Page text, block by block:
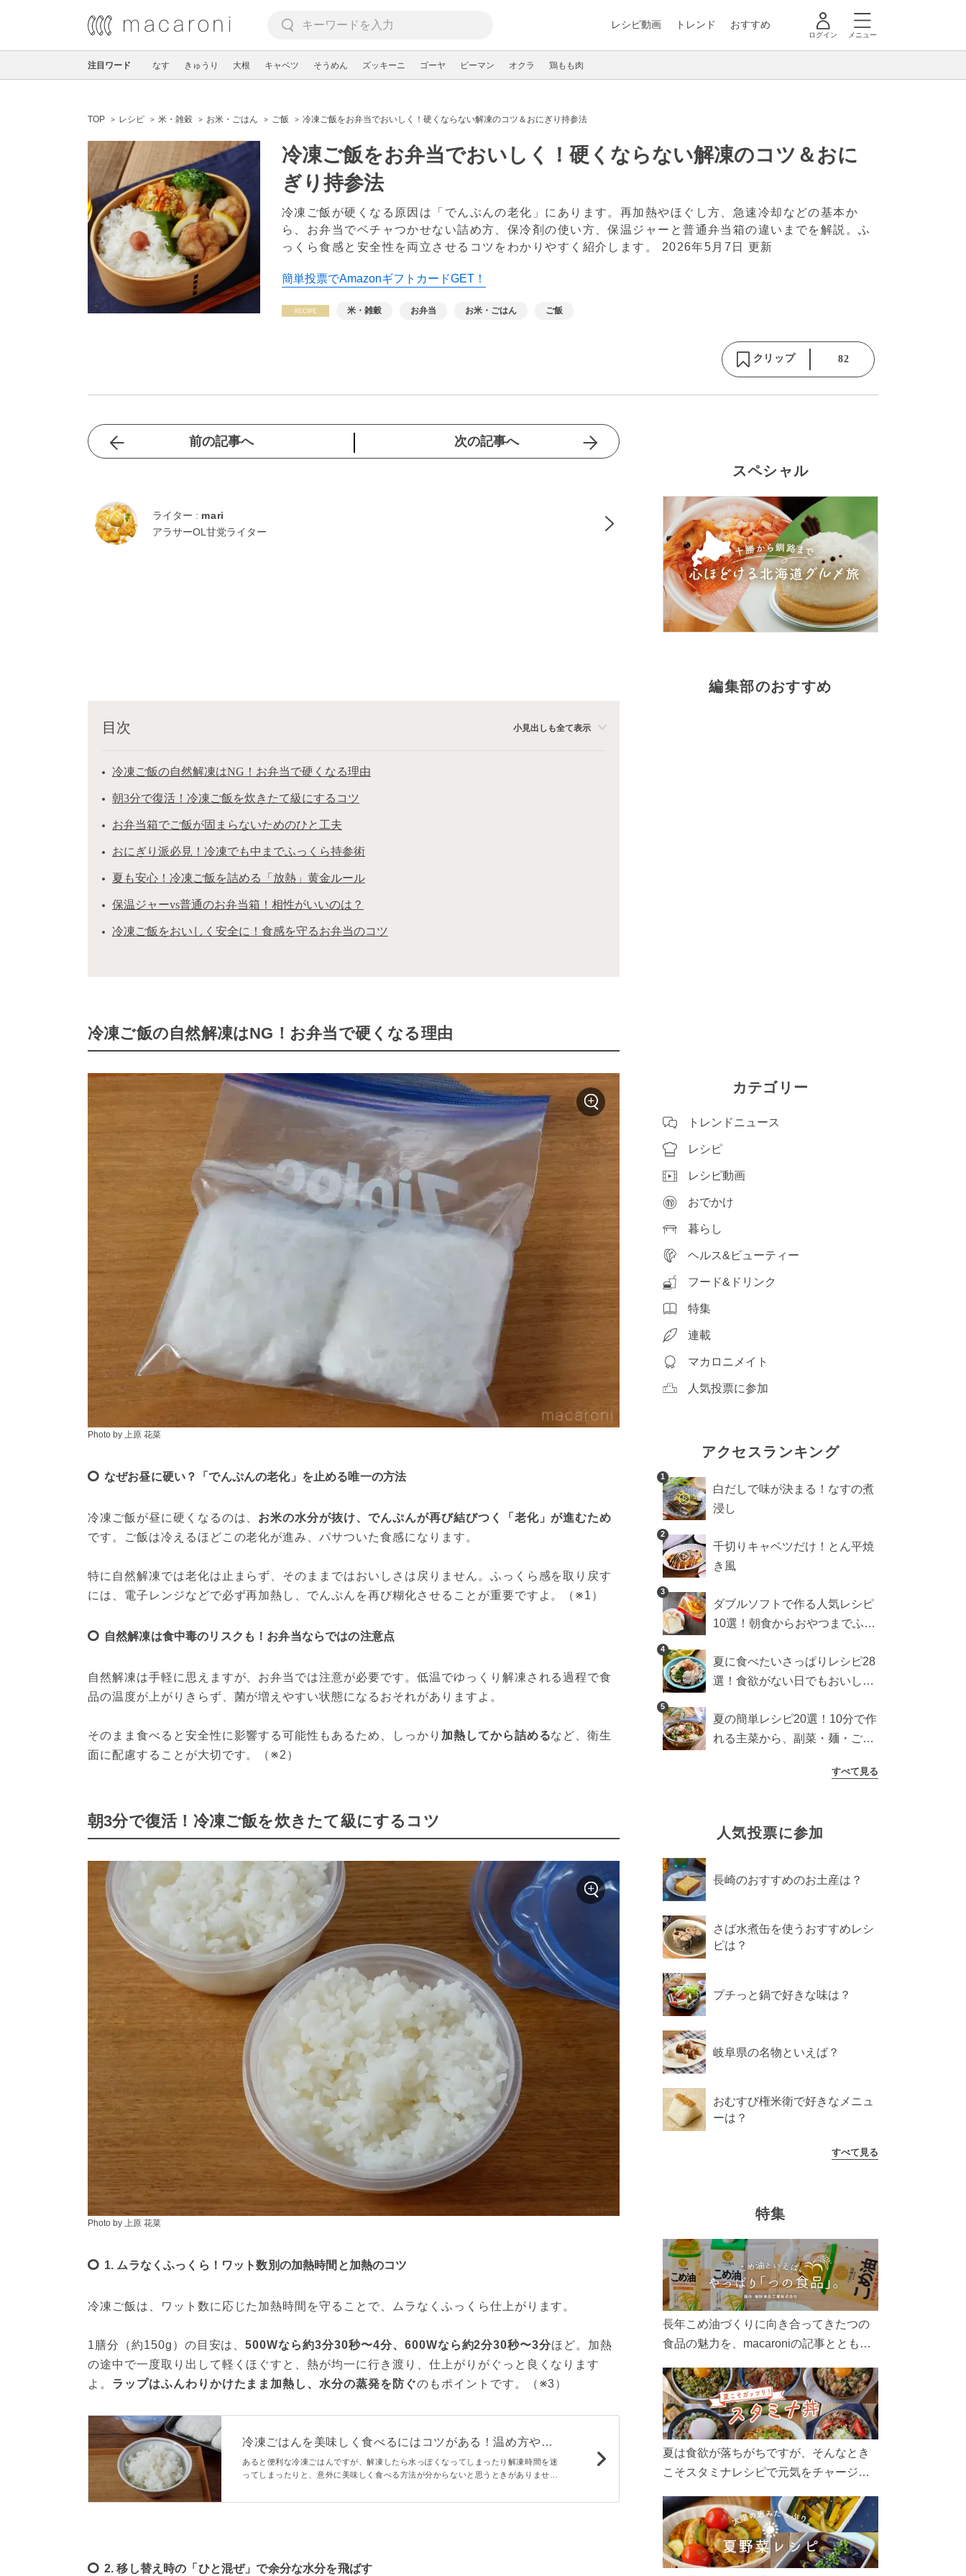
レシピ動画 トレンド おすすめ
ログイン メニュー
注目ワード なす きゅうり 大根 キャベツ そうめん ズッキーニ ゴーヤ ピーマン オクラ 鶏もも肉
TOP レシピ 米・雑穀 お米・ごはん ご飯 冷凍ご飯をお弁当でおいしく！硬くならない解凍のコツ＆おにぎり持参法
冷凍ご飯をお弁当でおいしく！硬くならない解凍のコツ＆おに
ぎり持参法
冷凍ご飯が硬くなる原因は「でんぷんの老化」にあります。再加熱やほぐし方、急速冷却などの基本か
ら、お弁当でベチャつかせない詰め方、保冷剤の使い方、保温ジャーと普通弁当箱の違いまでを解説。ふ
っくら食感と安全性を両立させるコツをわかりやすく紹介します。 2026年5月7日 更新
簡単投票でAmazonギフトカードGET！
米・雑穀 お弁当 お米・ごはん ご飯
クリップ 82
前の記事へ 次の記事へ
ライター : mari
アラサーOL甘党ライター
目次 小見出しも全て表示
冷凍ご飯の自然解凍はNG！お弁当で硬くなる理由
朝3分で復活！冷凍ご飯を炊きたて級にするコツ
お弁当箱でご飯が固まらないためのひと工夫
おにぎり派必見！冷凍でも中までふっくら持参術
夏も安心！冷凍ご飯を詰める「放熱」黄金ルール
保温ジャーvs普通のお弁当箱！相性がいいのは？
冷凍ご飯をおいしく安全に！食感を守るお弁当のコツ
冷凍ご飯の自然解凍はNG！お弁当で硬くなる理由
Photo by 上原 花菜
なぜお昼に硬い？「でんぷんの老化」を止める唯一の方法
冷凍ご飯が昼に硬くなるのは、 お米の水分が抜け、でんぷんが再び結びつく「老化」が進むため
です。ご飯は冷えるほどこの老化が進み、パサついた食感になります。
特に自然解凍では老化は止まらず、そのままではおいしさは戻りません。ふっくら感を取り戻す
には、電子レンジなどで必ず再加熱し、でんぷんを再び糊化させることが重要ですよ。（※1）
自然解凍は食中毒のリスクも！お弁当ならではの注意点
自然解凍は手軽に思えますが、お弁当では注意が必要です。低温でゆっくり解凍される過程で食
品の温度が上がりきらず、菌が増えやすい状態になるおそれがありますよ。
そのまま食べると安全性に影響する可能性もあるため、しっかり 加熱してから詰めるなど、衛生
面に配慮することが大切です。（※2）
朝3分で復活！冷凍ご飯を炊きたて級にするコツ
Photo by 上原 花菜
1. ムラなくふっくら！ワット数別の加熱時間と加熱のコツ
冷凍ご飯は、ワット数に応じた加熱時間を守ることで、ムラなくふっくら仕上がります。
1膳分（約150g）の目安は、500Wなら約3分30秒〜4分、600Wなら約2分30秒〜3分ほど。加熱
の途中で一度取り出して軽くほぐすと、熱が均一に行き渡り、仕上がりがぐっと良くなります
よ。 ラップはふんわりかけたまま加熱し、水分の蒸発を防ぐのもポイントです。（※3）
冷凍ごはんを美味しく食べるにはコツがある！温め方や解
凍時間のポイントを伝授 - macaroni
あると便利な冷凍ごはんですが、解凍したら水っぽくなってしまったり解凍時間を迷
ってしまったりと、意外に美味しく食べる方法が分からないと思うときがありません
っと美味しくなります。ぜひ試してみてくださいね。
2. 移し替え時の「ひと混ぜ」で余分な水分を飛ばす
スペシャル
編集部のおすすめ
カテゴリー
トレンドニュース
レシピ
レシピ動画
おでかけ
暮らし
ヘルス&ビューティー
フード&ドリンク
特集
連載
マカロニメイト
人気投票に参加
アクセスランキング
1
白だしで味が決まる！なすの煮
浸し
2
千切りキャベツだけ！とん平焼
き風
3
ダブルソフトで作る人気レシピ
10選！朝食からおやつまでふん
4
夏に食べたいさっぱりレシピ28
選！食欲がない日でもおいしい
5
夏の簡単レシピ20選！10分で作
れる主菜から、副菜・麺・ごは
すべて見る
人気投票に参加
長崎のおすすめのお土産は？
さば水煮缶を使うおすすめレシ
ピは？
プチっと鍋で好きな味は？
岐阜県の名物といえば？
おむすび権米衛で好きなメニュ
ーは？
すべて見る
特集
長年こめ油づくりに向き合ってきたつの
食品の魅力を、macaroniの記事とともに
ん、製造現場や品質へのこだわりまで。
こめ油をもっと好きになるコンテンツを
ぜひお楽しみください。
夏は食欲が落ちがちですが、そんなとき
こそスタミナレシピで元気をチャージ！
リ食べて、夏バテを吹き飛ばしましょ
う！